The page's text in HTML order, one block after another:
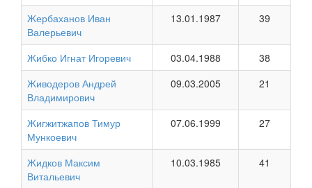
Жербаханов Иван
Валерьевич
13.01.1987 39
Жибко Игнат Игоревич 03.04.1988
38
Живодеров Андрей
Владимирович
09.03.2005 21
Жигжитжапов Тимур
Мункоевич
07.06.1999 27
Жидков Максим
Витальевич
10.03.1985 41